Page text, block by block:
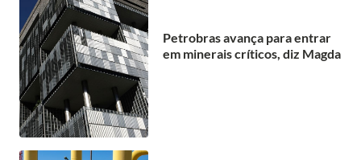
Petrobras avança para entrar
em minerais críticos, diz Magda